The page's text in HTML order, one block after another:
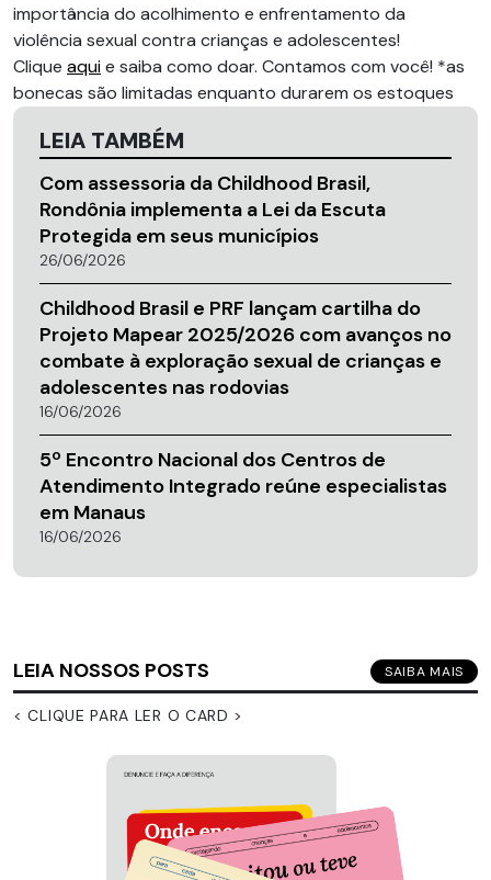
importância do acolhimento e enfrentamento da
violência sexual contra crianças e adolescentes!
Clique aquie saiba como doar. Contamos com você! *as
bonecas são limitadas enquanto durarem os estoques
LEIA TAMBÉM
Com assessoria da Childhood Brasil,
Rondônia implementa a Lei da Escuta
Protegida em seus municípios
26/06/2026
Childhood Brasil e PRF lançam cartilha do
Projeto Mapear 2025/2026 com avanços no
combate à exploração sexual de crianças e
adolescentes nas rodovias
16/06/2026
5º Encontro Nacional dos Centros de
Atendimento Integrado reúne especialistas
em Manaus
16/06/2026
LEIA NOSSOS POSTS SAIBA MAIS
< CLIQUE PARA LER O CARD >